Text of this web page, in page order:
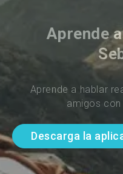
Aprende
Aprende a hablar
amigos
Descarga la